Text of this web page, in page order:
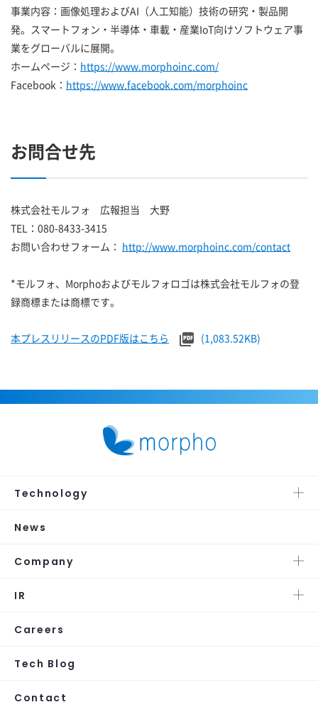
事業内容：画像処理およびAI（人工知能）技術の研究・製品開
発。スマートフォン・半導体・車載・産業IoT向けソフトウェア事
業をグローバルに展開。
ホームページ： https://www.morphoinc.com/
Facebook： https://www.facebook.com/morphoinc
お問合せ先
株式会社モルフォ 広報担当 大野
TEL：080-8433-3415
お問い合わせフォーム： http://www.morphoinc.com/contact
*モルフォ、Morphoおよびモルフォロゴは株式会社モルフォの登
録商標または商標です。
本プレスリリースのPDF版はこちら (1,083.52KB)
Technology
News
Company
IR
Careers
Tech Blog
Contact